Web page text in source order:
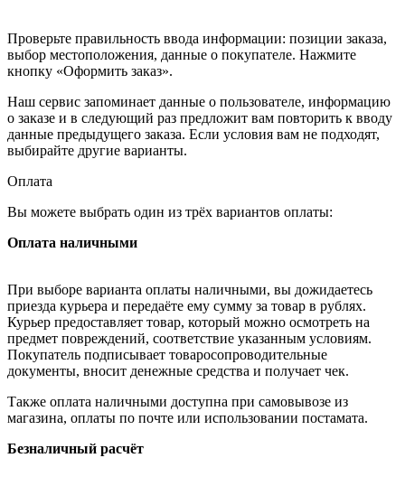
Проверьте правильность ввода информации: позиции заказа,
выбор местоположения, данные о покупателе. Нажмите
кнопку «Оформить заказ».
Наш сервис запоминает данные о пользователе, информацию
о заказе и в следующий раз предложит вам повторить к вводу
данные предыдущего заказа. Если условия вам не подходят,
выбирайте другие варианты.
Оплата
Вы можете выбрать один из трёх вариантов оплаты:
Оплата наличными
При выборе варианта оплаты наличными, вы дожидаетесь
приезда курьера и передаёте ему сумму за товар в рублях.
Курьер предоставляет товар, который можно осмотреть на
предмет повреждений, соответствие указанным условиям.
Покупатель подписывает товаросопроводительные
документы, вносит денежные средства и получает чек.
Также оплата наличными доступна при самовывозе из
магазина, оплаты по почте или использовании постамата.
Безналичный расчёт